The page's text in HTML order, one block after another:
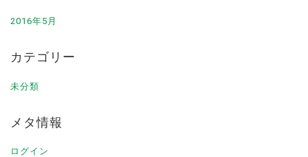
2016年5月
カテゴリー
未分類
メタ情報
ログイン